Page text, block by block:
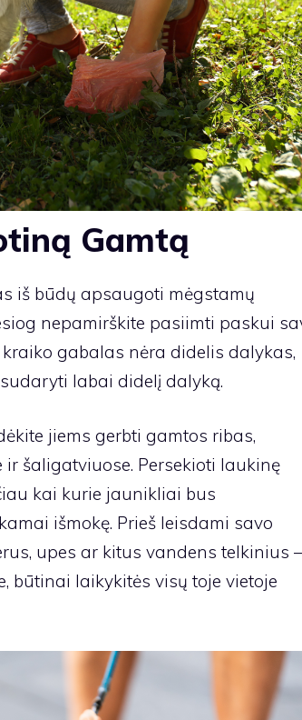
Gamtą
iš būdų apsaugoti mėgstamų
nepamirškite pasiimti paskui
gabalas nėra didelis dalykas,
labai didelį dalyką.
jiems gerbti gamtos ribas,
šaligatviuose. Persekioti laukinę
kai kurie jaunikliai bus
išmokę. Prieš leisdami savo
upes ar kitus vandens telkinius –
būtinai laikykitės visų toje vietoje